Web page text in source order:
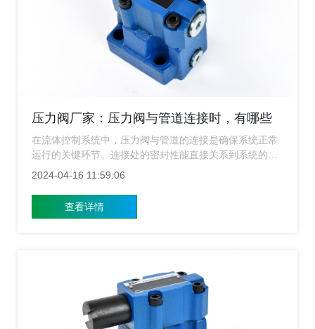
压力阀厂家：压力阀与管道连接时，有哪些
密封要求？
在流体控制系统中，压力阀与管道的连接是确保系统正常
运行的关键环节。连接处的密封性能直接关系到系统的稳
定性和安全性。因此，在连接压力阀与管道时，必须严格
生泄漏。下面压力阀厂家就来给大家简单的介绍下与管道
连接时，有哪些密封要求？
2024-04-16 11:59:06
查看详情